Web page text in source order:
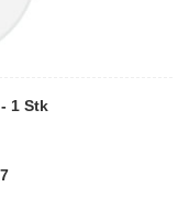
1 Stk